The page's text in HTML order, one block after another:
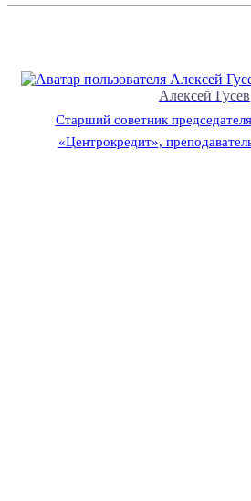
Алексей Гусев
Старший советник
«Центрокредит»,